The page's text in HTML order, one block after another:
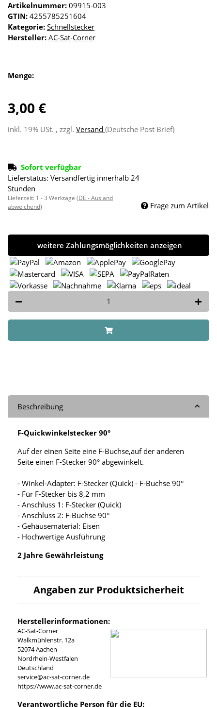
Artikelnummer: 09915-003
GTIN: 4255785251604
Kategorie: Schnellstecker
Hersteller: AC-Sat-Corner
Menge:
3,00 €
inkl. 19% USt. , zzgl. Versand (Deutsche Post Brief)
Sofort verfügbar
Lieferstatus: Versandfertig innerhalb 24
Stunden
Lieferzeit: 1 - 3 Werktage (DE - Ausland
abweichend)
Frage zum Artikel
weitere Zahlungsmöglichkeiten anzeigen
Beschreibung
F-Quickwinkelstecker 90°
Auf der einen Seite eine F-Buchse,auf der anderen
Seite einen F-Stecker 90° abgewinkelt.
- Winkel-Adapter: F-Stecker (Quick) - F-Buchse 90°
- Für F-Stecker bis 8,2 mm
- Anschluss 1: F-Stecker (Quick)
- Anschluss 2: F-Buchse 90°
- Gehäusematerial: Eisen
- Hochwertige Ausführung
2 Jahre Gewährleistung
Angaben zur Produktsicherheit
Herstellerinformationen:
AC-Sat-Corner
Walkmühlenstr. 12a
52074 Aachen
Nordrhein-Westfalen
Deutschland
service@ac-sat-corner.de
https://www.ac-sat-corner.de
Verantwortliche Person für die EU: